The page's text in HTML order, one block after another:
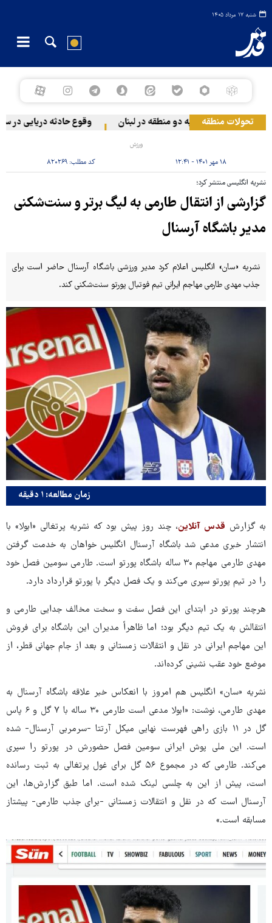
شنبه ۱۷ مرداد ۱۴۰۵
تحولات منطقه
رژیم صهیونیستی به دو منطقه در لبنان وقوع حادثه دریایی در
ورزش
۱۸ مهر ۱۴۰۱ - ۱۲:۴۱ کد مطلب: ۸۲۰۲۶۹
نشریه انگلیسی منتشر کرد؛
گزارشی از انتقال طارمی به لیگ برتر و سنت‌شکنی
مدیر باشگاه آرسنال
نشریه «سان» انگلیس اعلام کرد مدیر ورزشی باشگاه آرسنال حاضر است برای
جذب مهدی طارمی مهاجم ایرانی تیم فوتبال پورتو سنت‌شکنی کند.
زمان مطالعه: ۱ دقیقه
به گزارش قدس آنلاین، چند روز پیش بود که نشریه پرتغالی «ابولا» با
انتشار خبری مدعی شد باشگاه آرسنال انگلیس خواهان به خدمت گرفتن
مهدی طارمی مهاجم ۳۰ ساله باشگاه پورتو است. طارمی سومین فصل خود
را در تیم پورتو سپری می‌کند و یک فصل دیگر با پورتو قرارداد دارد.
هرچند پورتو در ابتدای این فصل سفت و سخت مخالف جدایی طارمی و
انتقالش به یک تیم دیگر بود؛ اما ظاهراً مدیران این باشگاه برای فروش
این مهاجم ایرانی در نقل و انتقالات زمستانی و بعد از جام جهانی قطر، از
موضع خود عقب نشینی کرده‌اند.
نشریه «سان» انگلیس هم امروز با انعکاس خبر علاقه باشگاه آرسنال به
مهدی طارمی، نوشت: «ابولا مدعی است طارمی ۳۰ ساله با ۷ گل و ۶ پاس
گل در ۱۱ بازی
راهی فهرست نهایی میکل آرتتا -سرمربی آرسنال- شده
است. این ملی پوش ایرانی سومین فصل حضورش در پورتو را سپری
می‌کند. طارمی که در مجموع ۵۶ گل برای غول پرتغالی به ثبت رسانده
است، پیش از این به چلسی لینک شده است. اما طبق گزارش‌ها، این
آرسنال است که در نقل و انتقالات زمستانی -برای جذب طارمی- پیشتاز
مسابقه است.»